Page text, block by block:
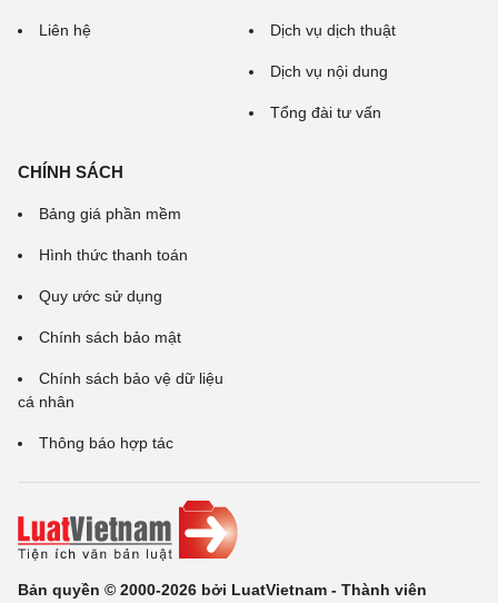
Liên hệ Dịch vụ dịch thuật
Dịch vụ nội dung
Tổng đài tư vấn
CHÍNH SÁCH
Bảng giá phần mềm
Hình thức thanh toán
Quy ước sử dụng
Chính sách bảo mật
Chính sách bảo vệ dữ liệu
cá nhân
Thông báo hợp tác
Bản quyền © 2000-2026 bởi LuatVietnam - Thành viên